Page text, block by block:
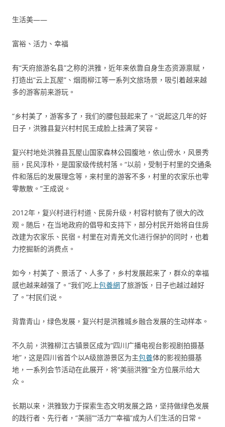
生活美——
富裕、活力、幸福
有“天府旅游名县”之称的洪雅，近年来依靠自身生态资源禀赋，
打造出“云上瓦屋”、烟雨柳江等一系列文旅场景，吸引着越来越
多的游客前来游玩。
“乡村美了，游客多了，我们的腰包鼓起来了。”说起这几年的好
日子，洪雅县复兴村村民王成脸上挂满了笑容。
复兴村地处洪雅县瓦屋山国家森林公园腹地，依山傍水，风景秀
丽，民风淳朴，是国家级传统村落。“以前，受制于村里的交通条
件和落后的发展理念等，来村里的游客不多，村里的农家乐也零
零散散。”王成说。
2012年，复兴村进行村道、民房升级，村容村貌有了很大的改
观。随后，在当地政府的倡导和支持下，部分村民开始将自住房
改建为农家乐、民宿。村里在对青羌文化进行保护的同时，也着
力挖掘新的消费点。
如今，村美了、景活了、人多了，乡村发展起来了，群众的幸福
感也越来越强了。“我们吃上包養網了旅游饭，日子也越过越好
了。”村民们说。
背靠青山，绿色发展，复兴村是洪雅城乡融合发展的生动样本。
不久前，洪雅柳江古镇景区成为“四川广播电视台影视剧拍摄基
地”，这是四川省首个以A级旅游景区为主包養体的影视拍摄基
地，一系列会节活动在此展开，将“美丽洪雅”全方位展示给大
众。
长期以来，洪雅致力于探索生态文明发展之路，坚持做绿色发展
的践行者、先行者，“美丽”“活力”“幸福”成为人们生活的日常。